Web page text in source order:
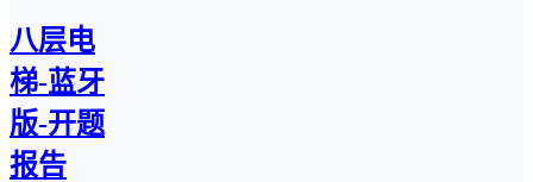
八层电
梯-蓝牙
版-开题
报告